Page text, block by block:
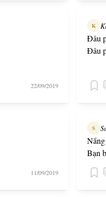
22/09/2019
K
Đâu
Đâu
11/09/2019
S
Bạn